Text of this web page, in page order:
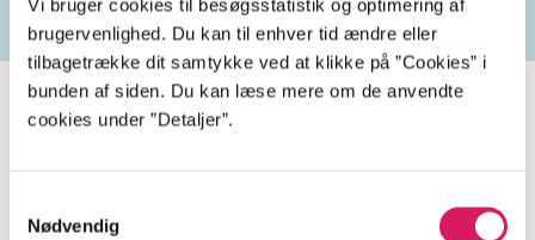
Vi bruger cookies til besøgsstatistik og optimering af
brugervenlighed. Du kan til enhver tid ændre eller
tilbagetrække dit samtykke ved at klikke på ”Cookies” i
bunden af siden. Du kan læse mere om de anvendte
cookies under ”Detaljer”.
Nødvendig
Gå til serien